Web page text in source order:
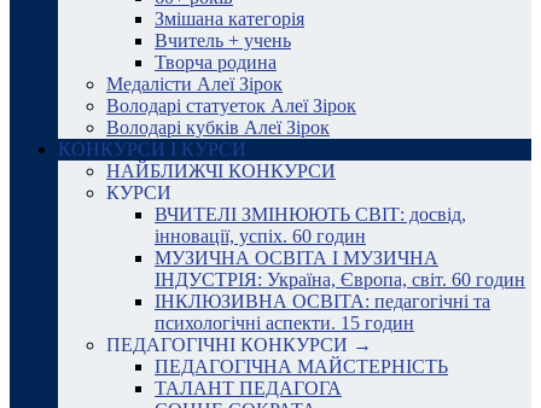
Змішана категорія
Вчитель + учень
Творча родина
Медалісти Алеї Зірок
Володарі статуеток Алеї Зірок
Володарі кубків Алеї Зірок
КОНКУРСИ І КУРСИ
НАЙБЛИЖЧІ КОНКУРСИ
КУРСИ
ВЧИТЕЛІ ЗМІНЮЮТЬ СВІТ: досвід,
інновації, успіх. 60 годин
МУЗИЧНА ОСВІТА І МУЗИЧНА
ІНДУСТРІЯ: Україна, Європа, світ. 60 годин
ІНКЛЮЗИВНА ОСВІТА: педагогічні та
психологічні аспекти. 15 годин
ПЕДАГОГІЧНІ КОНКУРСИ →
ПЕДАГОГІЧНА МАЙСТЕРНІСТЬ
ТАЛАНТ ПЕДАГОГА